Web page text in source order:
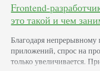
Frontend-
это такой и чем
Благодаря
приложений, спрос на
только увеличивается.